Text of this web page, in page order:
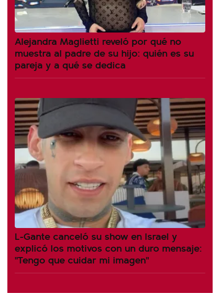
Alejandra Maglietti reveló por qué no
muestra al padre de su hijo: quién es su
pareja y a qué se dedica
L-Gante canceló su show en Israel y
explicó los motivos con un duro mensaje:
"Tengo que cuidar mi imagen"